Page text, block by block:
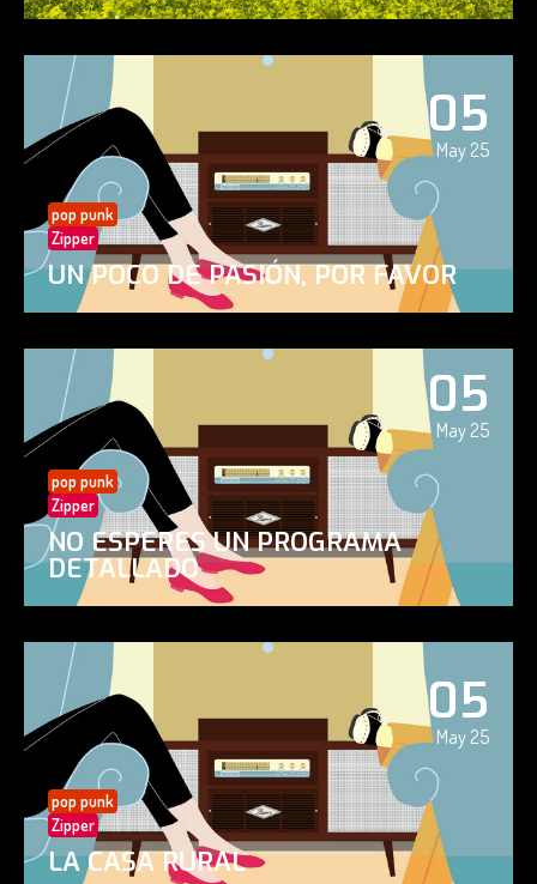
05
May 25
pop punk
Zipper
UN POCO DE PASIÓN, POR FAVOR
05
May 25
pop punk
Zipper
NO ESPERES UN PROGRAMA
DETALLADO
05
May 25
pop punk
Zipper
LA CASA RURAL